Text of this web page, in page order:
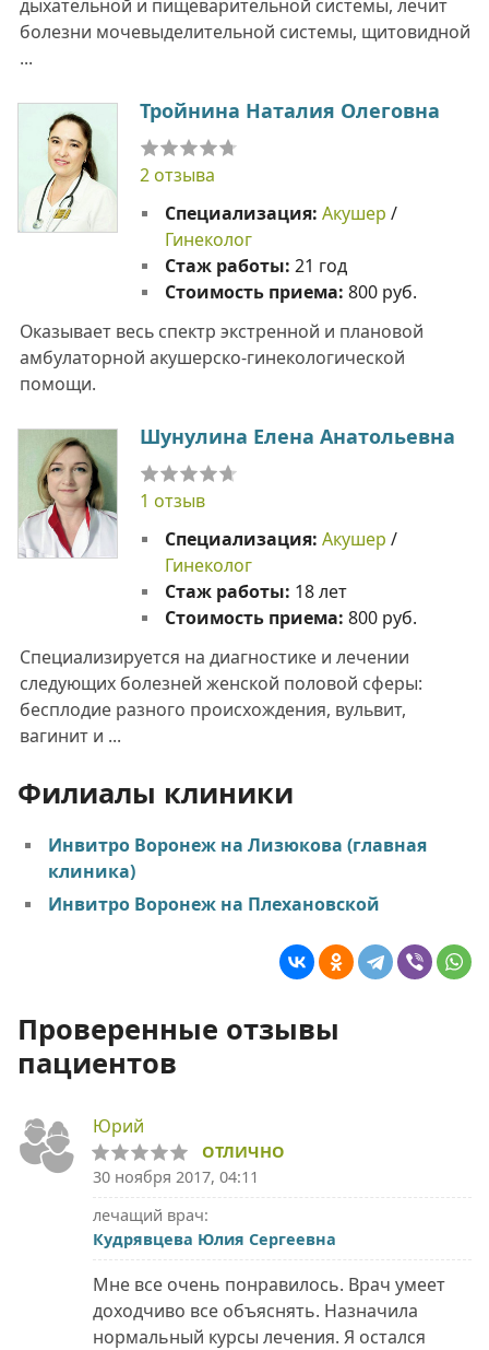
дыхательной и пищеварительной системы, лечит
болезни мочевыделительной системы, щитовидной
...
Тройнина Наталия Олеговна
2 отзыва
Специализация: Акушер /
Гинеколог
Стаж работы: 21 год
Стоимость приема: 800 руб.
Оказывает весь спектр экстренной и плановой
амбулаторной акушерско-гинекологической
помощи.
Шунулина Елена Анатольевна
1 отзыв
Специализация: Акушер /
Гинеколог
Стаж работы: 18 лет
Стоимость приема: 800 руб.
Специализируется на диагностике и лечении
следующих болезней женской половой сферы:
бесплодие разного происхождения, вульвит,
вагинит и ...
Филиалы клиники
Инвитро Воронеж на Лизюкова (главная
клиника)
Инвитро Воронеж на Плехановской
Проверенные отзывы
пациентов
Юрий
ОТЛИЧНО
30 ноября 2017, 04:11
лечащий врач:
Кудрявцева Юлия Сергеевна
Мне все очень понравилось. Врач умеет
доходчиво все объяснять. Назначила
нормальный курсы лечения. Я остался